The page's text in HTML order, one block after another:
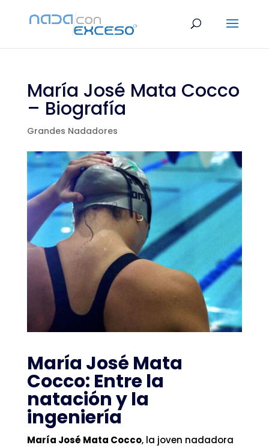
María José Mata Cocco
– Biografía
Grandes Nadadores
María José Mata
Cocco: Entre la
natación y la
ingeniería
María José Mata Cocco, la joven nadadora